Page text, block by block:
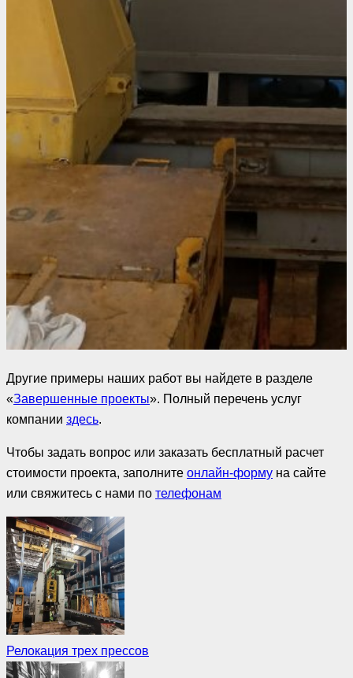
Другие примеры наших работ вы найдете в разделе
«Завершенные проекты». Полный перечень услуг
компании здесь.
Чтобы задать вопрос или заказать бесплатный расчет
стоимости проекта, заполните онлайн-форму на сайте
или свяжитесь с нами по телефонам
Релокация трех прессов